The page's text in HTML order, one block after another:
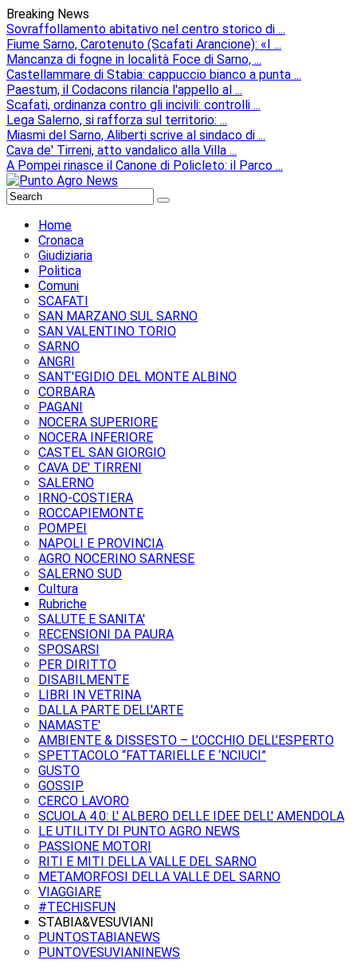
Breaking News
Sovraffollamento abitativo nel centro storico di ...
Fiume Sarno, Carotenuto (Scafati Arancione): «I ...
Mancanza di fogne in località Foce di Sarno, ...
Castellammare di Stabia: cappuccio bianco a punta ...
Paestum, il Codacons rilancia l'appello al ...
Scafati, ordinanza contro gli incivili: controlli ...
Lega Salerno, si rafforza sul territorio: ...
Miasmi del Sarno, Aliberti scrive al sindaco di ...
Cava de' Tirreni, atto vandalico alla Villa ...
A Pompei rinasce il Canone di Policleto: il Parco ...
Home
Cronaca
Giudiziaria
Politica
Comuni
SCAFATI
SAN MARZANO SUL SARNO
SAN VALENTINO TORIO
SARNO
ANGRI
SANT'EGIDIO DEL MONTE ALBINO
CORBARA
PAGANI
NOCERA SUPERIORE
NOCERA INFERIORE
CASTEL SAN GIORGIO
CAVA DE' TIRRENI
SALERNO
IRNO-COSTIERA
ROCCAPIEMONTE
POMPEI
NAPOLI E PROVINCIA
AGRO NOCERINO SARNESE
SALERNO SUD
Cultura
Rubriche
SALUTE E SANITA'
RECENSIONI DA PAURA
SPOSARSI
PER DIRITTO
DISABILMENTE
LIBRI IN VETRINA
DALLA PARTE DELL'ARTE
NAMASTE'
AMBIENTE & DISSESTO – L’OCCHIO DELL’ESPERTO
SPETTACOLO “FATTARIELLE E ‘NCIUCI”
GUSTO
GOSSIP
CERCO LAVORO
SCUOLA 4.0: L' ALBERO DELLE IDEE DELL' AMENDOLA
LE UTILITY DI PUNTO AGRO NEWS
PASSIONE MOTORI
RITI E MITI DELLA VALLE DEL SARNO
METAMORFOSI DELLA VALLE DEL SARNO
VIAGGIARE
#TECHISFUN
STABIA&VESUVIANI
PUNTOSTABIANEWS
PUNTOVESUVIANINEWS